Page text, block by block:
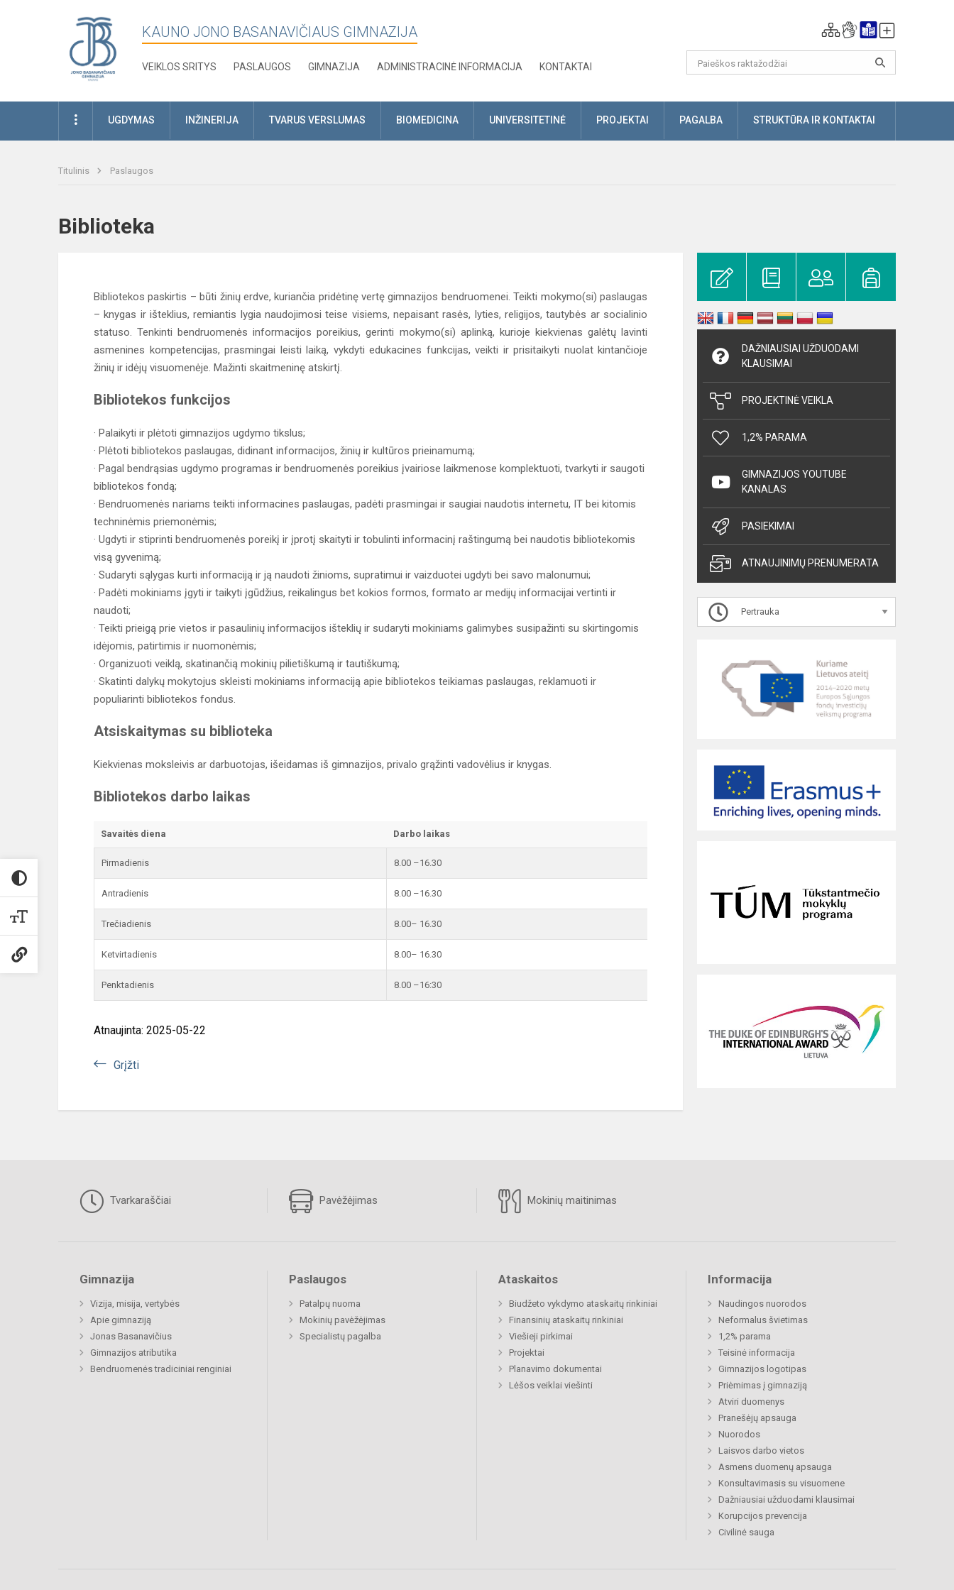
KAUNO JONO BASANAVIČIAUS GIMNAZIJA
VEIKLOS SRITYS PASLAUGOS GIMNAZIJA ADMINISTRACINĖ INFORMACIJA KONTAKTAI
UGDYMAS INŽINERIJA TVARUS VERSLUMAS BIOMEDICINA UNIVERSITETINĖ PROJEKTAI PAGALBA STRUKTŪRA IR KONTAKTAI
Titulinis Paslaugos
Biblioteka
Bibliotekos paskirtis – būti žinių erdve, kuriančia pridėtinę vertę gimnazijos bendruomenei. Teikti mokymo(si) paslaugas
– knygas ir išteklius, remiantis lygia naudojimosi teise visiems, nepaisant rasės, lyties, religijos, tautybės ar socialinio
statuso. Tenkinti bendruomenės informacijos poreikius, gerinti mokymo(si) aplinką, kurioje kiekvienas galėtų lavinti
asmenines kompetencijas, prasmingai leisti laiką, vykdyti edukacines funkcijas, veikti ir prisitaikyti nuolat kintančioje
žinių ir idėjų visuomenėje. Mažinti skaitmeninę atskirtį.
Bibliotekos funkcijos
· Palaikyti ir plėtoti gimnazijos ugdymo tikslus;
· Plėtoti bibliotekos paslaugas, didinant informacijos, žinių ir kultūros prieinamumą;
· Pagal bendrąsias ugdymo programas ir bendruomenės poreikius įvairiose laikmenose komplektuoti, tvarkyti ir saugoti
bibliotekos fondą;
· Bendruomenės nariams teikti informacines paslaugas, padėti prasmingai ir saugiai naudotis internetu, IT bei kitomis
techninėmis priemonėmis;
· Ugdyti ir stiprinti bendruomenės poreikį ir įprotį skaityti ir tobulinti informacinį raštingumą bei naudotis bibliotekomis
visą gyvenimą;
· Sudaryti sąlygas kurti informaciją ir ją naudoti žinioms, supratimui ir vaizduotei ugdyti bei savo malonumui;
· Padėti mokiniams įgyti ir taikyti įgūdžius, reikalingus bet kokios formos, formato ar medijų informacijai vertinti ir
naudoti;
· Teikti prieigą prie vietos ir pasaulinių informacijos išteklių ir sudaryti mokiniams galimybes susipažinti su skirtingomis
idėjomis, patirtimis ir nuomonėmis;
· Organizuoti veiklą, skatinančią mokinių pilietiškumą ir tautiškumą;
· Skatinti dalykų mokytojus skleisti mokiniams informaciją apie bibliotekos teikiamas paslaugas, reklamuoti ir
populiarinti bibliotekos fondus.
Atsiskaitymas su biblioteka
Kiekvienas moksleivis ar darbuotojas, išeidamas iš gimnazijos, privalo grąžinti vadovėlius ir knygas.
Bibliotekos darbo laikas
Savaitės diena Darbo laikas
Pirmadienis 8.00 –16.30
Antradienis 8.00 –16.30
Trečiadienis 8.00– 16.30
Ketvirtadienis 8.00– 16.30
Penktadienis 8.00 –16:30
Atnaujinta: 2025-05-22
Grįžti
DAŽNIAUSIAI UŽDUODAMI
KLAUSIMAI
PROJEKTINĖ VEIKLA
1,2% PARAMA
GIMNAZIJOS YOUTUBE
KANALAS
PASIEKIMAI
ATNAUJINIMŲ PRENUMERATA
Pertrauka
Tvarkaraščiai Pavėžėjimas Mokinių maitinimas
Gimnazija
Vizija, misija, vertybės
Apie gimnaziją
Jonas Basanavičius
Gimnazijos atributika
Bendruomenės tradiciniai renginiai
Paslaugos
Patalpų nuoma
Mokinių pavėžėjimas
Specialistų pagalba
Ataskaitos
Biudžeto vykdymo ataskaitų rinkiniai
Finansinių ataskaitų rinkiniai
Viešieji pirkimai
Projektai
Planavimo dokumentai
Lėšos veiklai viešinti
Informacija
Naudingos nuorodos
Neformalus švietimas
1,2% parama
Teisinė informacija
Gimnazijos logotipas
Priėmimas į gimnaziją
Atviri duomenys
Pranešėjų apsauga
Nuorodos
Laisvos darbo vietos
Asmens duomenų apsauga
Konsultavimasis su visuomene
Dažniausiai užduodami klausimai
Korupcijos prevencija
Civilinė sauga